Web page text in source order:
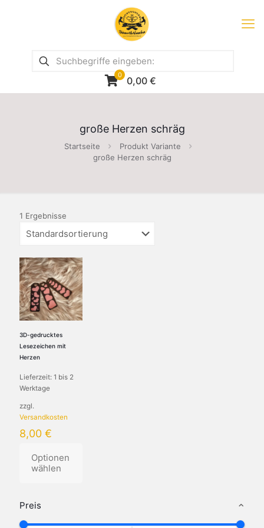
0 0,00 €
große Herzen schräg
Startseite
Produkt Variante
große Herzen schräg
Preis
1 Ergebnisse
3D-gedrucktes
Lesezeichen mit
Herzen
Lieferzeit: 1 bis 2
Werktage
zzgl.
Versandkosten
8,00 €
Optionen
wählen
Produkt
mehrere